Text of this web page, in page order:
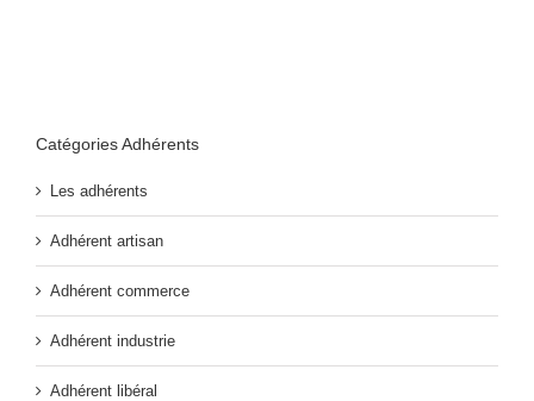
Catégories Adhérents
Les adhérents
Adhérent artisan
Adhérent commerce
Adhérent industrie
Adhérent libéral